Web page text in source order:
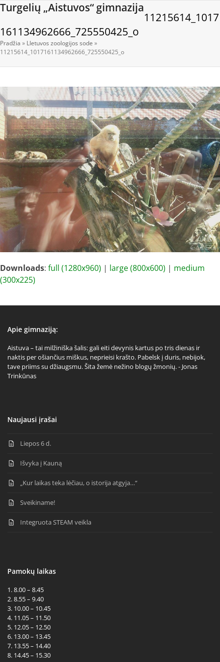
Skip
content
Turgelių „Aistuvos“ gimnazija
Open
menu
Close
menu
11215614_1017
161134962666_725550425_o
Pradžia » LIetuvos zoologijos sode »
11215614_1017161134962666_725550425_o
Downloads: full (1280x960) | large (800x600) | medium
(300x225)
Apie gimnaziją:
Aistuva – tai milžiniška šalis: gali eiti devynis kartus po tris dienas ir
naktis per ošiančius miškus, neprieisi krašto. Pabelsk į duris, nebijok,
tave priims su džiaugsmu. Šita žemė nežino blogų žmonių. - Jonas
Trinkūnas
Naujausi įrašai
Liepos 6 d.
Išvyka į Kauną
„Kur laikas teka lėčiau, o istorija atgyja…“
Sveikiname!
Integruota STEAM veikla
Pamokų laikas
1. 8.00 – 8.45
2. 8.55 – 9.40
3. 10.00 – 10.45
4. 11.05 – 11.50
5. 12.05 – 12.50
6. 13.00 – 13.45
7. 13.55 – 14.40
8. 14.45 – 15.30